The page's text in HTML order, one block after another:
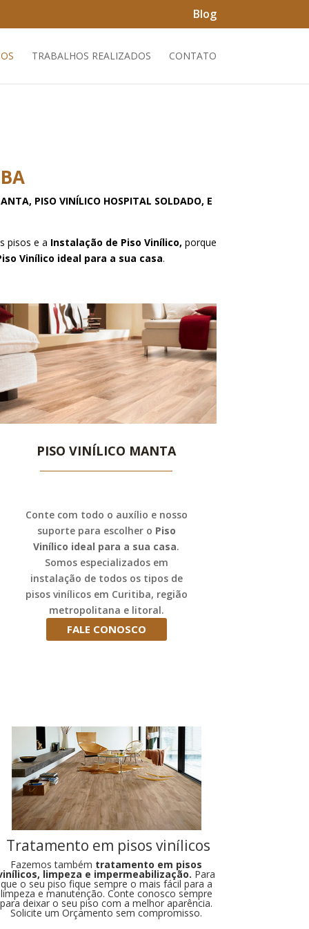
Blog
TRABALHOS REALIZADOS CONTATO
PISO VINÍLICO HOSPITAL SOLDADO, E
pisos e a Instalação de Piso Vinílico, porque
Vinílico ideal para a sua casa.
PISO VINÍLICO MANTA
Conte com todo o auxílio e nosso
suporte para escolher o Piso
Vinílico ideal para a sua casa.
Somos especializados em
instalação de todos os tipos de
pisos vinílicos em Curitiba, região
metropolitana e litoral.
FALE CONOSCO
Tratamento em pisos vinílicos
Fazemos também tratamento em pisos
limpeza e impermeabilização. Para
que o seu piso fique sempre o mais fácil para a
limpeza e manutenção. Conte conosco sempre
para deixar o seu piso com a melhor aparência.
Solicite um Orçamento sem compromisso.